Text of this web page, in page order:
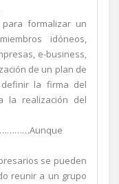
formalizar un
idóneos,
e-business,
de un plan de
la firma del
la realización del
se pueden
reunir a un grupo